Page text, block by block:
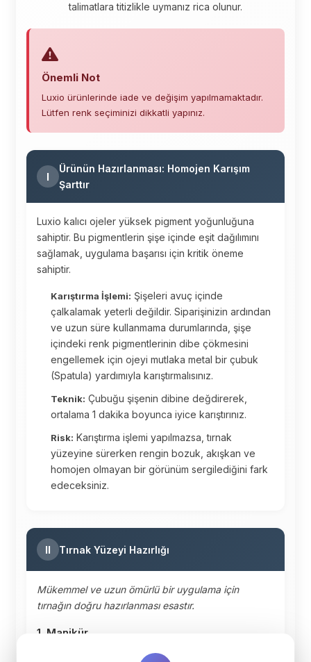
talimatlara titizlikle uymanız rica olunur.
Önemli Not
Luxio ürünlerinde iade ve değişim yapılmamaktadır.
Lütfen renk seçiminizi dikkatli yapınız.
I
Ürünün Hazırlanması: Homojen Karışım
Şarttır
Luxio kalıcı ojeler yüksek pigment yoğunluğuna
sahiptir. Bu pigmentlerin şişe içinde eşit dağılımını
sağlamak, uygulama başarısı için kritik öneme
sahiptir.
Karıştırma İşlemi: Şişeleri avuç içinde
çalkalamak yeterli değildir. Siparişinizin ardından
ve uzun süre kullanmama durumlarında, şişe
içindeki renk pigmentlerinin dibe çökmesini
engellemek için ojeyi mutlaka metal bir çubuk
(Spatula) yardımıyla karıştırmalısınız.
Teknik: Çubuğu şişenin dibine değdirerek,
ortalama 1 dakika boyunca iyice karıştırınız.
Risk: Karıştırma işlemi yapılmazsa, tırnak
yüzeyine sürerken rengin bozuk, akışkan ve
homojen olmayan bir görünüm sergilediğini fark
edeceksiniz.
II Tırnak Yüzeyi Hazırlığı
Mükemmel ve uzun ömürlü bir uygulama için
tırnağın doğru hazırlanması esastır.
1. Manikür
Kalıcı oje uygulamasından önce detaylı ve temiz bir